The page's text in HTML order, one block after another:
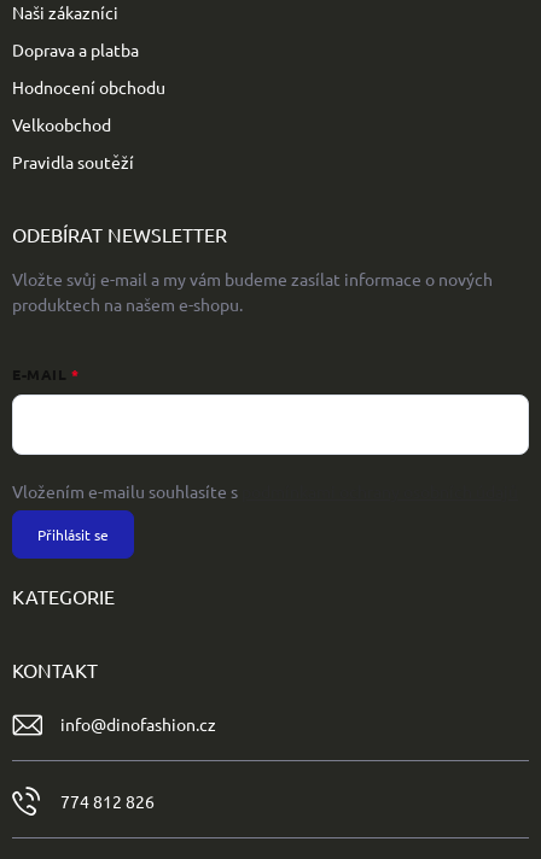
Naši zákazníci
Doprava a platba
Hodnocení obchodu
Velkoobchod
Pravidla soutěží
ODEBÍRAT NEWSLETTER
Vložte svůj e-mail a my vám budeme zasílat informace o nových
produktech na našem e-shopu.
E-MAIL
Vložením e-mailu souhlasíte s
Přihlásit se
KATEGORIE
KONTAKT
info@dinofashion.cz
774 812 826